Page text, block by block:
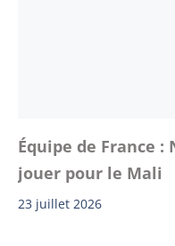
Équipe de France :
jouer pour le Mali
23 juillet 2026